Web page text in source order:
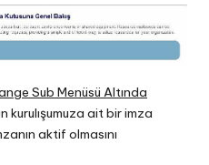
Sub Menüsü Altında
kurulışumuza ait bir imza
aktif olmasını